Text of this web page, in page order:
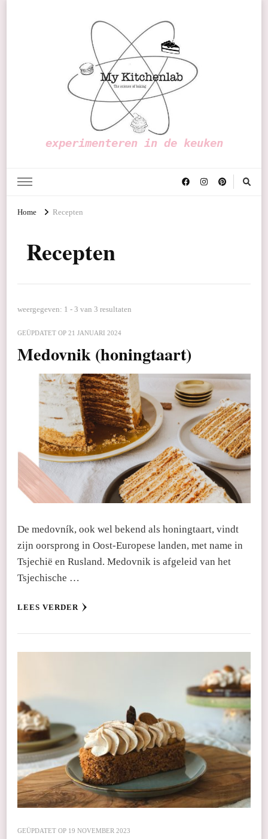
experimenteren in de keuken
Home Recepten
Recepten
weergegeven: 1 - 3 van 3 resultaten
GEÜPDATET OP 21 JANUARI 2024
Medovnik (honingtaart)
De medovník, ook wel bekend als honingtaart, vindt
zijn oorsprong in Oost-Europese landen, met name in
Tsjechië en Rusland. Medovnik is afgeleid van het
Tsjechische …
LEES VERDER
GEÜPDATET OP 19 NOVEMBER 2023